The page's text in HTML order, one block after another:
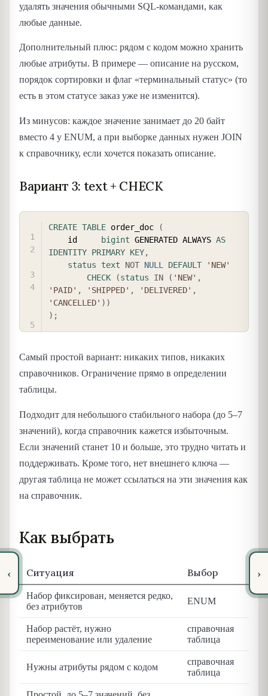
‹
удалять значения обычными SQL-командами, как
любые данные.
Дополнительный плюс: рядом с кодом можно хранить
любые атрибуты. В примере — описание на русском,
порядок сортировки и флаг «терминальный статус» (то
есть в этом статусе заказ уже не изменится).
Из минусов: каждое значение занимает до 20 байт
вместо 4 у ENUM, а при выборке данных нужен JOIN
к справочнику, если хочется показать описание.
Вариант 3: text + CHECK
CREATE TABLE order_doc
(
    id
bigint GENERATED ALWAYS AS
IDENTITY PRIMARY KEY,
status
text NOT NULL DEFAULT
'NEW'
CHECK
(status IN ( 'NEW' ,
'PAID' , 'SHIPPED' , 'DELIVERED' ,
'CANCELLED' ) )
) ;
Самый простой вариант: никаких типов, никаких
справочников. Ограничение прямо в определении
таблицы.
Подходит для небольшого стабильного набора (до 5–7
значений), когда справочник кажется избыточным.
Если значений станет 10 и больше, это трудно читать и
поддерживать. Кроме того, нет внешнего ключа —
другая таблица не может ссылаться на эти значения как
на справочник.
Как выбрать
Ситуация Выбор
Набор фиксирован, меняется редко,
без атрибутов
ENUM
Набор растёт, нужно
переименование или удаление
справочная
таблица
Нужны атрибуты рядом с кодом
справочная
таблица
›